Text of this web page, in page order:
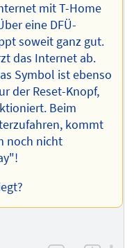
mit T-Home
eine DFÜ-
soweit ganz gut.
das Internet ab.
Symbol ist ebenso
der Reset-Knopf,
Beim
kommt
noch nicht